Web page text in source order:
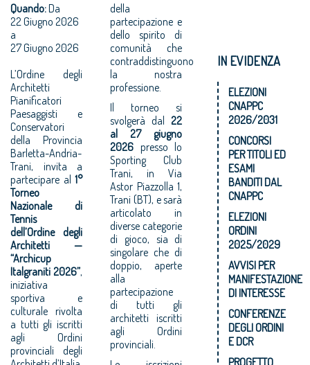
Quando:Da
22 Giugno 2026
a
27 Giugno 2026
L’Ordine degli
Architetti
Pianificatori
Paesaggisti e
Conservatori
della Provincia
Barletta-Andria-
Trani, invita a
partecipare al 1°
Torneo
Nazionale di
Tennis
dell’Ordine degli
Architetti —
“Archicup
Italgraniti 2026”,
iniziativa
sportiva e
culturale rivolta
a tutti gli iscritti
agli Ordini
provinciali degli
della
partecipazione e
dello spirito di
comunità che
contraddistinguono
la nostra
professione.
Il torneo si
svolgerà dal 22
al 27 giugno
2026 presso lo
Sporting Club
Trani, in Via
Astor Piazzolla 1,
Trani (BT), e sarà
articolato in
diverse categorie
di gioco, sia di
singolare che di
doppio, aperte
alla
partecipazione
di tutti gli
architetti iscritti
agli Ordini
provinciali.
IN EVIDENZA
ELEZIONI
CNAPPC
2026/2031
CONCORSI
PER TITOLI ED
ESAMI
BANDITI DAL
CNAPPC
ELEZIONI
ORDINI
2025/2029
AVVISI PER
MANIFESTAZIONE
DI INTERESSE
CONFERENZE
DEGLI ORDINI
E DCR
PROGETTO